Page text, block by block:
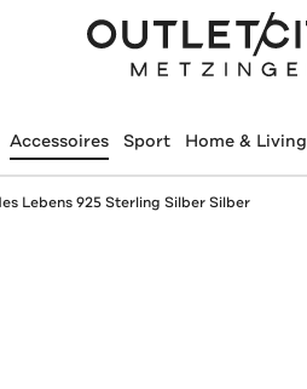
Accessoires Sport Home & Living
Lebens 925 Sterling Silber Silber